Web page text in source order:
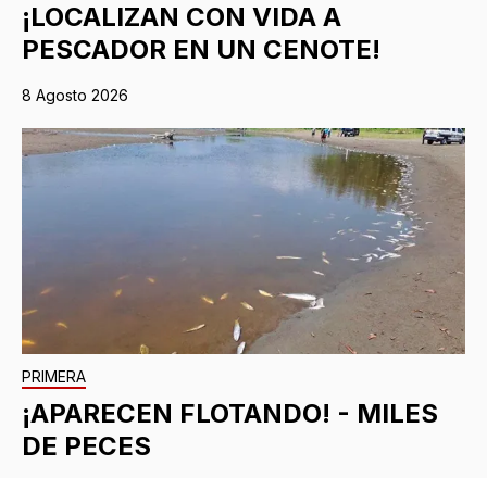
¡LOCALIZAN CON VIDA A
PESCADOR EN UN CENOTE!
8 Agosto 2026
PRIMERA
¡APARECEN FLOTANDO! - MILES
DE PECES